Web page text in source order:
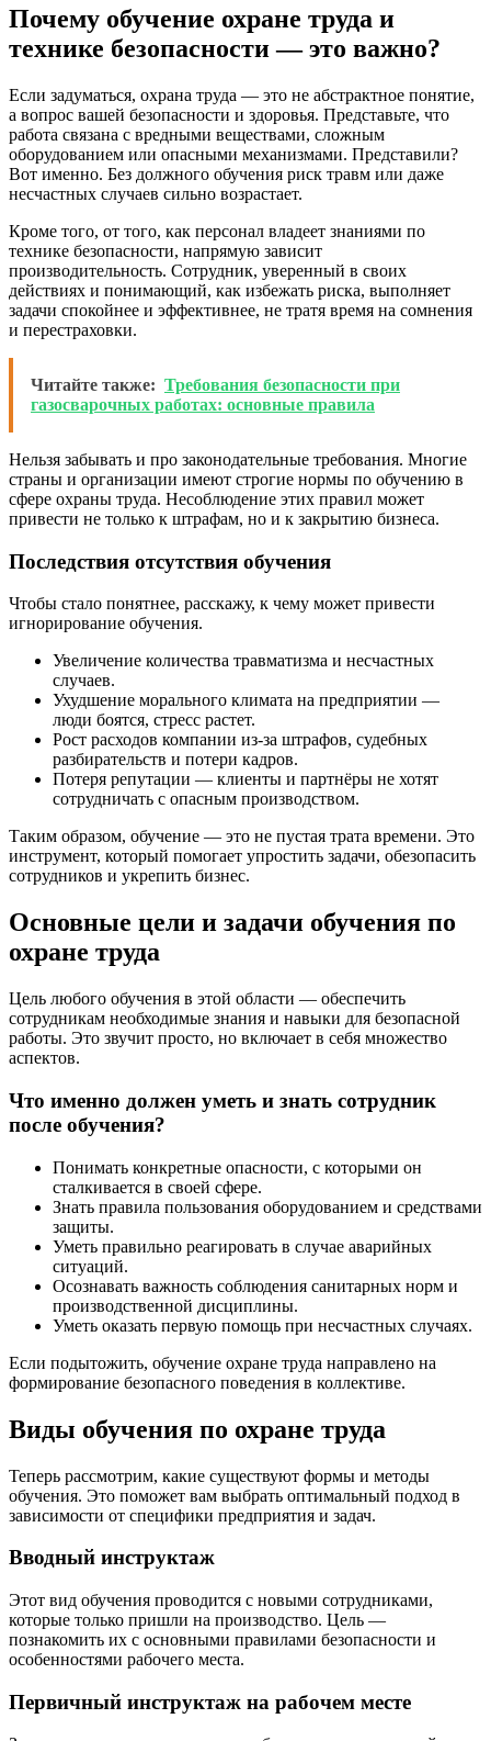
Почему обучение охране труда и
технике безопасности — это важно?
Если задуматься, охрана труда — это не абстрактное понятие,
а вопрос вашей безопасности и здоровья. Представьте, что
работа связана с вредными веществами, сложным
оборудованием или опасными механизмами. Представили?
Вот именно. Без должного обучения риск травм или даже
несчастных случаев сильно возрастает.
Кроме того, от того, как персонал владеет знаниями по
технике безопасности, напрямую зависит
производительность. Сотрудник, уверенный в своих
действиях и понимающий, как избежать риска, выполняет
задачи спокойнее и эффективнее, не тратя время на сомнения
и перестраховки.
Читайте также: Требования безопасности при
газосварочных работах: основные правила
Нельзя забывать и про законодательные требования. Многие
страны и организации имеют строгие нормы по обучению в
сфере охраны труда. Несоблюдение этих правил может
привести не только к штрафам, но и к закрытию бизнеса.
Последствия отсутствия обучения
Чтобы стало понятнее, расскажу, к чему может привести
игнорирование обучения.
Увеличение количества травматизма и несчастных
случаев.
Ухудшение морального климата на предприятии —
люди боятся, стресс растет.
Рост расходов компании из-за штрафов, судебных
разбирательств и потери кадров.
Потеря репутации — клиенты и партнёры не хотят
сотрудничать с опасным производством.
Таким образом, обучение — это не пустая трата времени. Это
инструмент, который помогает упростить задачи, обезопасить
сотрудников и укрепить бизнес.
Основные цели и задачи обучения по
охране труда
Цель любого обучения в этой области — обеспечить
сотрудникам необходимые знания и навыки для безопасной
работы. Это звучит просто, но включает в себя множество
аспектов.
Что именно должен уметь и знать сотрудник
после обучения?
Понимать конкретные опасности, с которыми он
сталкивается в своей сфере.
Знать правила пользования оборудованием и средствами
защиты.
Уметь правильно реагировать в случае аварийных
ситуаций.
Осознавать важность соблюдения санитарных норм и
производственной дисциплины.
Уметь оказать первую помощь при несчастных случаях.
Если подытожить, обучение охране труда направлено на
формирование безопасного поведения в коллективе.
Виды обучения по охране труда
Теперь рассмотрим, какие существуют формы и методы
обучения. Это поможет вам выбрать оптимальный подход в
зависимости от специфики предприятия и задач.
Вводный инструктаж
Этот вид обучения проводится с новыми сотрудниками,
которые только пришли на производство. Цель —
познакомить их с основными правилами безопасности и
особенностями рабочего места.
Первичный инструктаж на рабочем месте